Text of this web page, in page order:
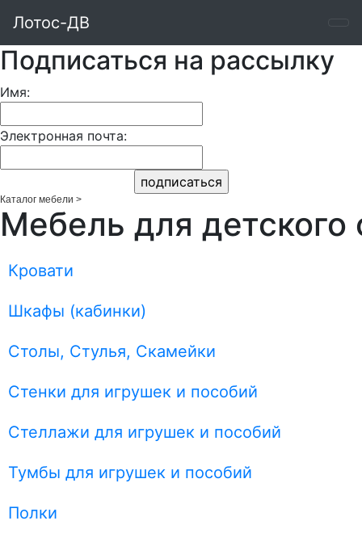
Лотос-ДВ
Подписаться на рассылку
Имя:
Электронная почта:
Каталог мебели >
Мебель для детского
Кровати
Шкафы (кабинки)
Столы, Стулья, Скамейки
Стенки для игрушек и пособий
Стеллажи для игрушек и пособий
Тумбы для игрушек и пособий
Полки